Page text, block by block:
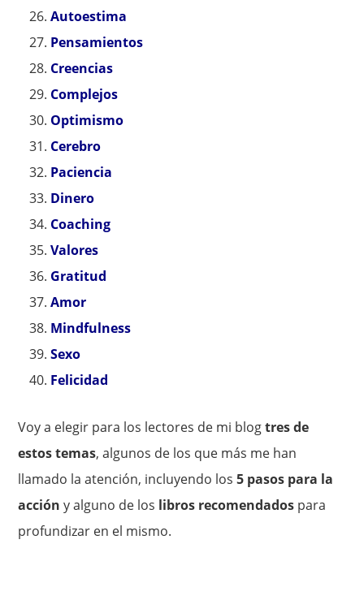
Autoestima
Pensamientos
Creencias
Complejos
Optimismo
Cerebro
Paciencia
Dinero
Coaching
Valores
Gratitud
Amor
Mindfulness
Sexo
Felicidad
Voy a elegir para los lectores de mi blogtres de
estos temas, algunos de los que más me han
llamado la atención, incluyendo los5 pasos para la
acción y alguno de los libros recomendados para
profundizar en el mismo.